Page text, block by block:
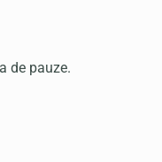
de pauze.